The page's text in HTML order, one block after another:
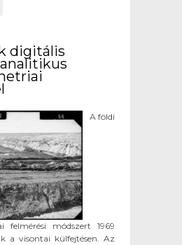
tartalommal
kapcsolatosan
digitális
A földi
felmérési módszert 1969
a visontai külfejtésen. Az